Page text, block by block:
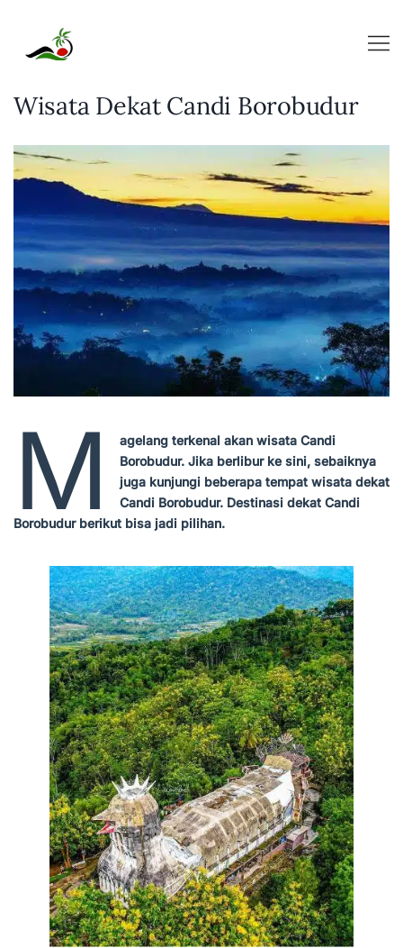
content
Wisata Dekat Candi Borobudur
M
agelang terkenal akan wisata Candi
Borobudur. Jika berlibur ke sini, sebaiknya
juga kunjungi beberapa tempat wisata dekat
Candi Borobudur. Destinasi dekat Candi
Borobudur berikut bisa jadi pilihan.